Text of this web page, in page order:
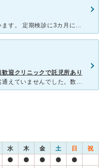
いつも家族全員でお世話になっています。 定期検診に3カ月に一度伺いますが、先生もスタッフの方もみんな愛想がよく、施術も丁寧で子供にも優しい、待ち時間もほぼないといいとこだらけです。もっと早く知りたか
迎クリニックで託児所あり
子供が生まれてから歯医者には全然通えていませんでした。数年間通っていたクリニックは家から車で２０分（駐車場無し）＆キッズルームもありませんでした。子供がベビーカーでじっとしていられる５ヶ月位まではよか
水 木 金 土 日 祝